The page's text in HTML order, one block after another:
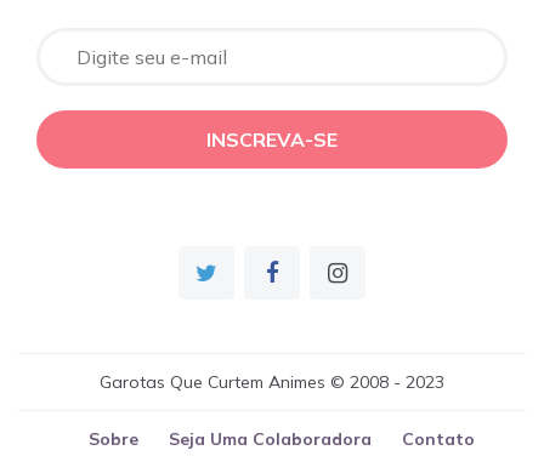
Garotas Que Curtem Animes © 2008 - 2023
Sobre Seja Uma Colaboradora Contato